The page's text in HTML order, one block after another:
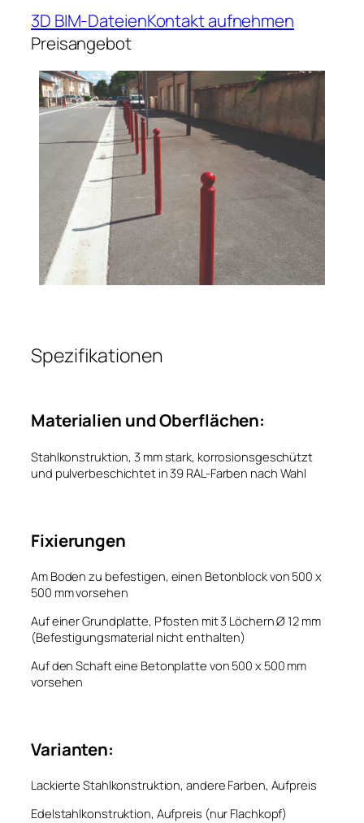
3D BIM-DateienKontakt aufnehmen
Preisangebot
Spezifikationen
Materialien und Oberflächen:
Stahlkonstruktion, 3 mm stark, korrosionsgeschützt
und pulverbeschichtet in 39 RAL-Farben nach Wahl
Fixierungen
Am Boden zu befestigen, einen Betonblock von 500 x
500 mm vorsehen
Auf einer Grundplatte, Pfosten mit 3 Löchern Ø 12 mm
(Befestigungsmaterial nicht enthalten)
Auf den Schaft eine Betonplatte von 500 x 500 mm
vorsehen
Varianten:
Lackierte Stahlkonstruktion, andere Farben, Aufpreis
Edelstahlkonstruktion, Aufpreis (nur Flachkopf)